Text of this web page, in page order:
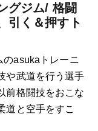
グジム/ 格闘
引く＆押すト
asukaトレーニ
や武道を行う選手
前格闘技をおこな
道と空手をすこ